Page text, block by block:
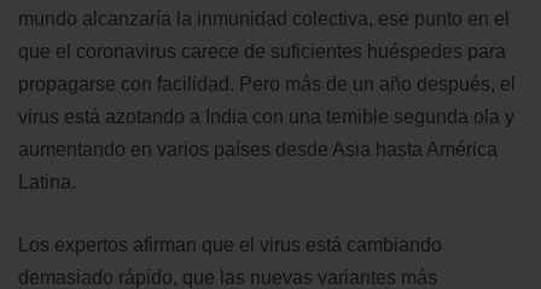
mundo alcanzaría la inmunidad colectiva, ese punto en el
que el coronavirus carece de suficientes huéspedes para
propagarse con facilidad. Pero más de un año después, el
virus está azotando a India con una temible segunda ola y
aumentando en varios países desde Asia hasta América
Latina.
Los expertos afirman que el virus está cambiando
demasiado rápido, que las nuevas variantes más